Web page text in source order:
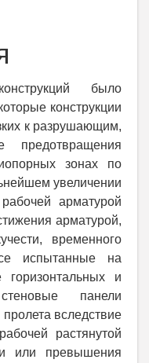
было
конструкции
к разрушающим,
зонах по
увеличении
арматурой
арматурой,
временного
испытанные на
горизонтальных и
панели
вследствие
растянутой
или превышения